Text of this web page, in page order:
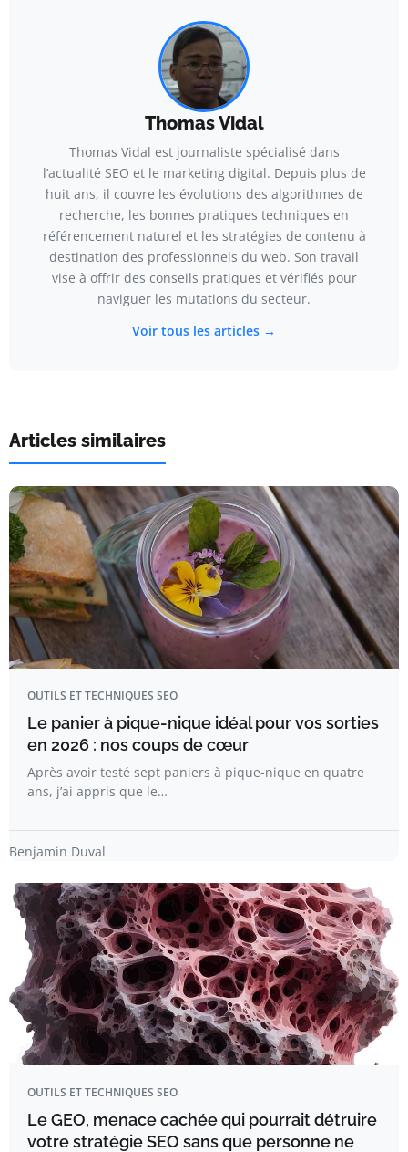
Thomas Vidal
Thomas Vidal est journaliste spécialisé dans
l’actualité SEO et le marketing digital. Depuis plus de
huit ans, il couvre les évolutions des algorithmes de
recherche, les bonnes pratiques techniques en
référencement naturel et les stratégies de contenu à
destination des professionnels du web. Son travail
vise à offrir des conseils pratiques et vérifiés pour
naviguer les mutations du secteur.
Voir tous les articles →
Articles similaires
OUTILS ET TECHNIQUES SEO
Le panier à pique-nique idéal pour vos sorties
en 2026 : nos coups de cœur
Après avoir testé sept paniers à pique-nique en quatre
ans, j’ai appris que le…
Benjamin Duval
OUTILS ET TECHNIQUES SEO
Le GEO, menace cachée qui pourrait détruire
votre stratégie SEO sans que personne ne